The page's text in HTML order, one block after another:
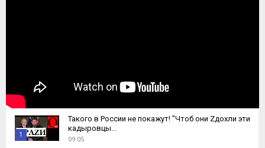
1
Такого в России не покажут! "Чтоб они Zдохли эти
кадыровцы...
09:05